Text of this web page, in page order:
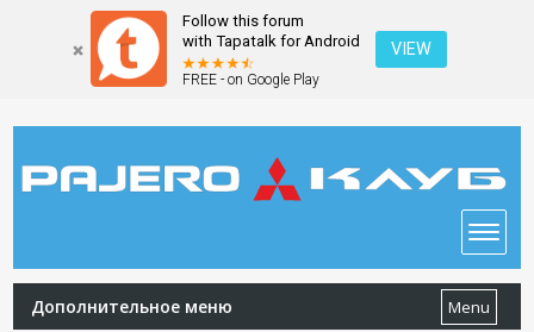
Follow this forum
with Tapatalk for Android
FREE - on Google Play
VIEW
Дополнительное меню Menu